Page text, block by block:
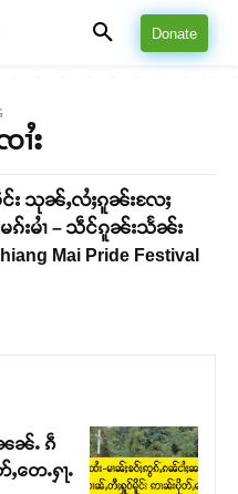
Donate
ၢႆး
း သုၼ်ႇလႆႈၵူၼ်းလႄႈ
မၵ်းမၢႆ – သဵင်ၵူၼ်းသႅၼ်း
Mai Pride Festival
ၼၼ်ႉ ၵဵ
တေႉႁႃႉ